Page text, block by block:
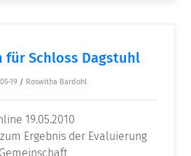
für Schloss Dagstuhl
19 / Roswitha Bardohl
19.05.2010
Ergebnis der Evaluierung